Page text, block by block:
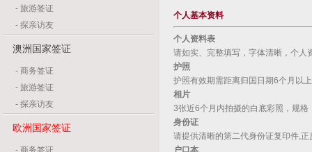
- 旅游签证
- 探亲访友
澳洲国家签证
- 商务签证
- 旅游签证
- 探亲访友
欧洲国家签证
- 商务签证
个人基本资料
个人资料表
请如实、完整填写，字体清晰，个人
护照
护照有效期需距离归国日期6个月以
相片
3张近6个月内拍摄的白底彩照，规
身份证
请提供清晰的第二代身份证复印件,
户口本